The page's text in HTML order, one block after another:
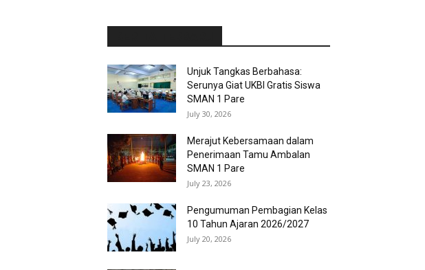
Unjuk Tangkas Berbahasa:
Serunya Giat UKBI Gratis Siswa
SMAN 1 Pare
July 30, 2026
Merajut Kebersamaan dalam
Penerimaan Tamu Ambalan
SMAN 1 Pare
July 23, 2026
Pengumuman Pembagian Kelas
10 Tahun Ajaran 2026/2027
July 20, 2026